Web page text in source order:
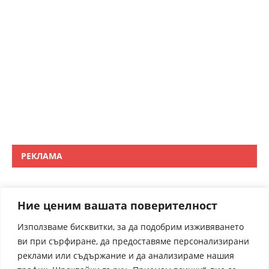
Ние ценим вашата поверителност
Използваме бисквитки, за да подобрим изживяването
ви при сърфиране, да предоставяме персонализирани
реклами или съдържание и да анализираме нашия
РЕКЛАМА